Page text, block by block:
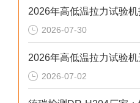
2026-07-30
2026-07-02